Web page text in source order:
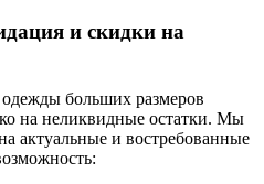
и скидки на
больших размеров
на неликвидные остатки. Мы
актуальные и востребованные